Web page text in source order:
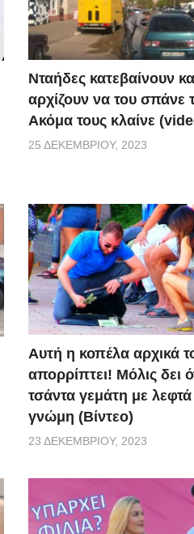
Νταήδες κατεβαίνουν
αρχίζουν να του σπάνε
Ακόμα τους κλαίνε
25 ΔΕΚΕΜΒΡΊΟΥ, 2023
Αυτή η κοπέλα αρχικά
απορρίπτει! Μόλις δει
τσάντα γεμάτη με λεφτά
γνώμη (Βίντεο)
23 ΔΕΚΕΜΒΡΊΟΥ, 2023